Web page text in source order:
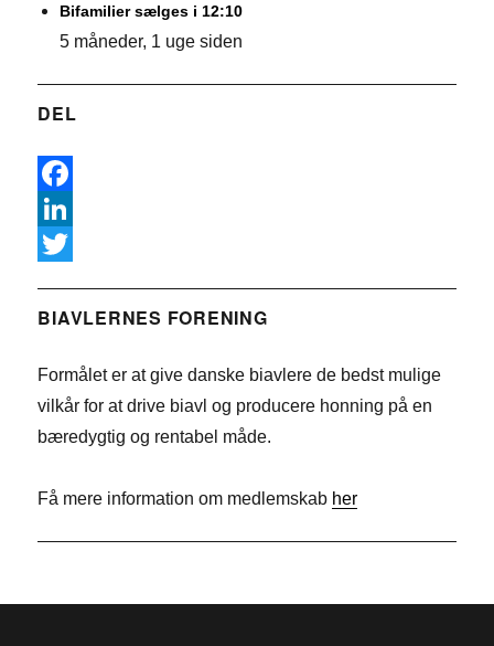
Bifamilier sælges i 12:10
5 måneder, 1 uge siden
DEL
F
a
e
o
L
n
e
n
w
t
r
BIAVLERNES FORENING
Formålet er at give danske biavlere de bedst mulige
vilkår for at drive biavl og producere honning på en
bæredygtig og rentabel måde.
Få mere information om medlemskab her